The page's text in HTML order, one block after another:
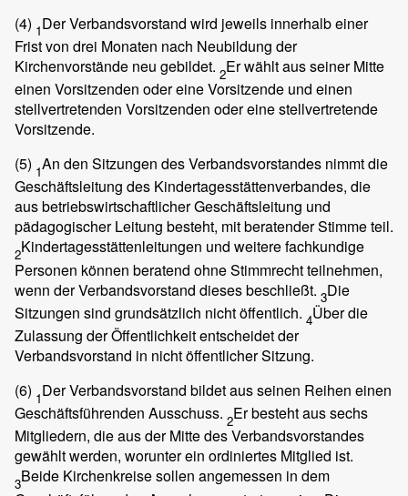
(4) 1Der Verbandsvorstand wird jeweils innerhalb einer
Frist von drei Monaten nach Neubildung der
Kirchenvorstände neu gebildet. 2Er wählt aus seiner Mitte
einen Vorsitzenden oder eine Vorsitzende und einen
stellvertretenden Vorsitzenden oder eine stellvertretende
Vorsitzende.
(5) 1An den Sitzungen des Verbandsvorstandes nimmt die
Geschäftsleitung des Kindertagesstättenverbandes, die
aus betriebswirtschaftlicher Geschäftsleitung und
pädagogischer Leitung besteht, mit beratender Stimme teil.
2Kindertagesstättenleitungen und weitere fachkundige
Personen können beratend ohne Stimmrecht teilnehmen,
wenn der Verbandsvorstand dieses beschließt. 3Die
Sitzungen sind grundsätzlich nicht öffentlich. 4Über die
Zulassung der Öffentlichkeit entscheidet der
Verbandsvorstand in nicht öffentlicher Sitzung.
(6) 1Der Verbandsvorstand bildet aus seinen Reihen einen
Geschäftsführenden Ausschuss. 2Er besteht aus sechs
Mitgliedern, die aus der Mitte des Verbandsvorstandes
gewählt werden, worunter ein ordiniertes Mitglied ist.
3Beide Kirchenkreise sollen angemessen in dem